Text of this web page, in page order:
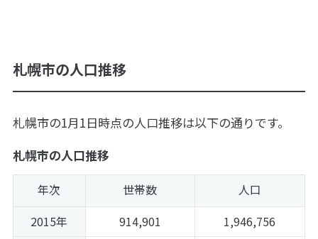
札幌市の人口推移
札幌市の1月1日時点の人口推移は以下の通りです。
札幌市の人口推移
年次 世帯数
人口
2015年
914,901
1,946,756